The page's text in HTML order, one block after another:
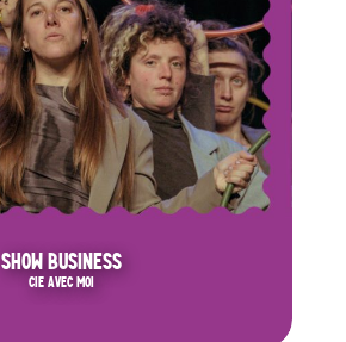
SHOW BUSINESS
CIE AVEC MOI